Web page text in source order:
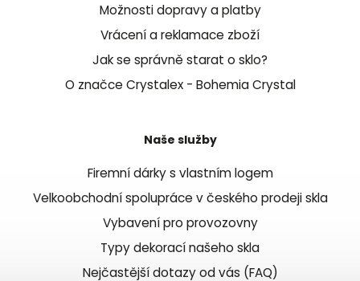
Možnosti dopravy a platby
Vrácení a reklamace zboží
Jak se správně starat o sklo?
O značce Crystalex - Bohemia Crystal
Naše služby
Firemní dárky s vlastním logem
Velkoobchodní spolupráce v českého prodeji skla
Vybavení pro provozovny
Typy dekorací našeho skla
Nejčastější dotazy od vás (FAQ)